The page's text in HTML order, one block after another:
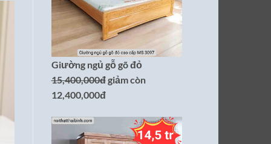
Giường ngủ gỗ gõ đỏ
15,400,000đgiảm còn
12,400,000đ